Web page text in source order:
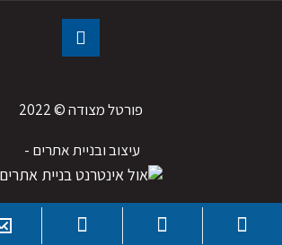
פורטל מצודה © 2022
עיצוב ובניית אתרים -